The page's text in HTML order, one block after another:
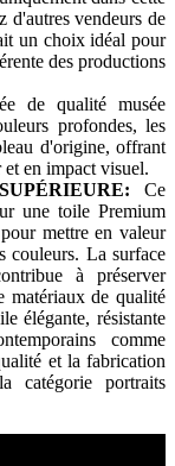
d'autres vendeurs de
un choix idéal pour
des productions
de qualité musée
profondes, les
d'origine, offrant
en impact visuel.
Ce
une toile Premium
mettre en valeur
couleurs. La surface
à préserver
matériaux de qualité
élégante, résistante
comme
et la fabrication
catégorie portraits